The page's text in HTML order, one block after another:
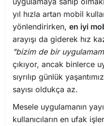
yıl hızla artan mobil
yönlendirirken, en iyi
arayışı da giderek hız
"bizim de bir
çıkıyor, ancak binlerce
sıyrılıp günlük
sayısı oldukça az.
Mesele uygulamanın
kullanıcıların en ufak